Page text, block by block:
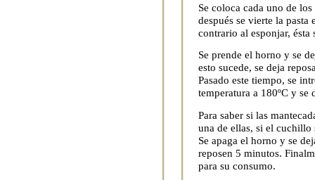
Se coloca cada uno de
después se vierte la
contrario al esponjar, ésta
Se prende el horno y se
esto sucede, se deja
Pasado este tiempo, se
temperatura a 180ºC y
Para saber si las
una de ellas, si el
Se apaga el horno y se
reposen 5 minutos.
para su consumo.